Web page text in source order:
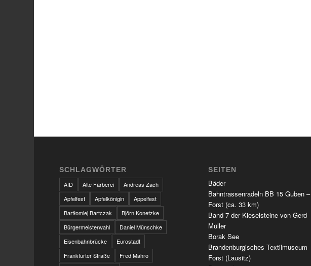
SCHLAGWÖRTER
AfD
Alte Färberei
Andreas Zach
Apfelfest
Apfelkönigin
Appelfest
Bartłomiej Bartczak
Björn Konetzke
Bürgermeisterwahl
Daniel Münschke
Eisenbahnbrücke
Eurostadt
Frankfurter Straße
Fred Mahro
SEITEN
Bäder
Bahntrassenradeln BB 15 Guben –
Forst (ca. 33 km)
Band 7 der Kieselsteine von Gerd
Müller
Borak See
Brandenburgisches Textilmuseum
Forst (Lausitz)